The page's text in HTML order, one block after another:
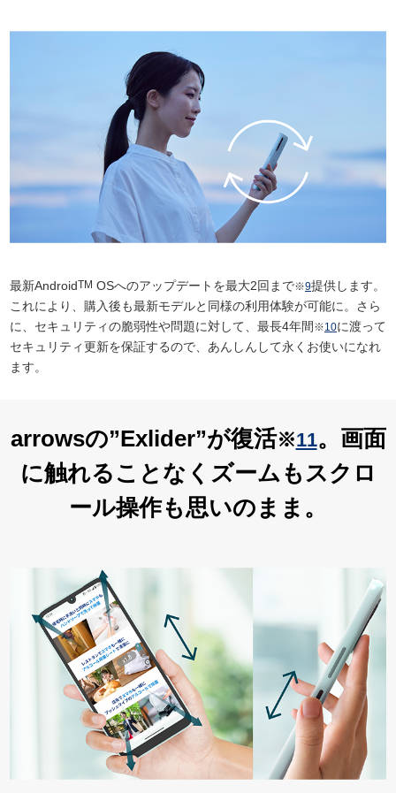
最新AndroidTM OSへのアップデートを最大2回まで※9提供します。
これにより、購入後も最新モデルと同様の利用体験が可能に。さら
に、セキュリティの脆弱性や問題に対して、最長4年間 ※10に渡って
セキュリティ更新を保証するので、あんしんして永くお使いになれ
ます。
arrowsの”Exlider”が復活※11。画面
に触れることなくズームもスクロ
ール操作も思いのまま。